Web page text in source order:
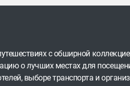
с обширной
о лучших местах для
выборе транспорта и